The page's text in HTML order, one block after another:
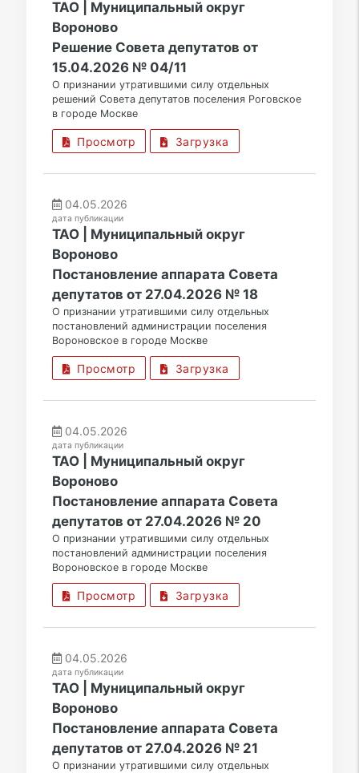
ТАО | Муниципальный округ
Вороново
Решение Совета депутатов от
15.04.2026 № 04/11
О признании утратившими силу отдельных
решений Совета депутатов поселения Роговское
в городе Москве
Просмотр Загрузка
04.05.2026
дата публикации
ТАО | Муниципальный округ
Вороново
Постановление аппарата Совета
депутатов от 27.04.2026 № 18
О признании утратившими силу отдельных
постановлений администрации поселения
Вороновское в городе Москве
Просмотр Загрузка
04.05.2026
дата публикации
ТАО | Муниципальный округ
Вороново
Постановление аппарата Совета
депутатов от 27.04.2026 № 20
О признании утратившими силу отдельных
постановлений администрации поселения
Вороновское в городе Москве
Просмотр Загрузка
04.05.2026
дата публикации
ТАО | Муниципальный округ
Вороново
Постановление аппарата Совета
депутатов от 27.04.2026 № 21
О признании утратившими силу отдельных